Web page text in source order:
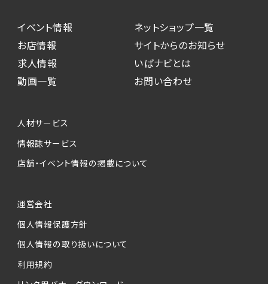
イベント情報
お店情報
求人情報
動画一覧
ネットショップ一覧
サイトからのお知らせ
いばナビとは
お問い合わせ
人材サービス
情報誌サービス
店舗・イベント情報の掲載について
運営会社
個人情報保護方針
個人情報の取り扱いについて
利用規約